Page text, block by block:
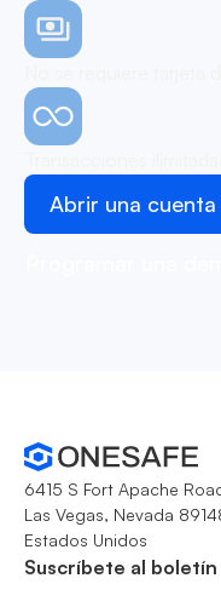
Abrir una cuenta
6415 S Fort Apache
Las Vegas, Nevada
Estados Unidos
Suscríbete al